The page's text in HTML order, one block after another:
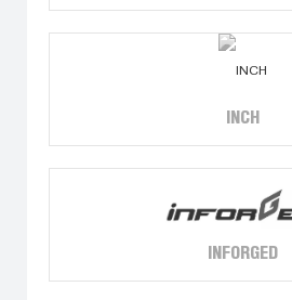
INCH
INFORGED